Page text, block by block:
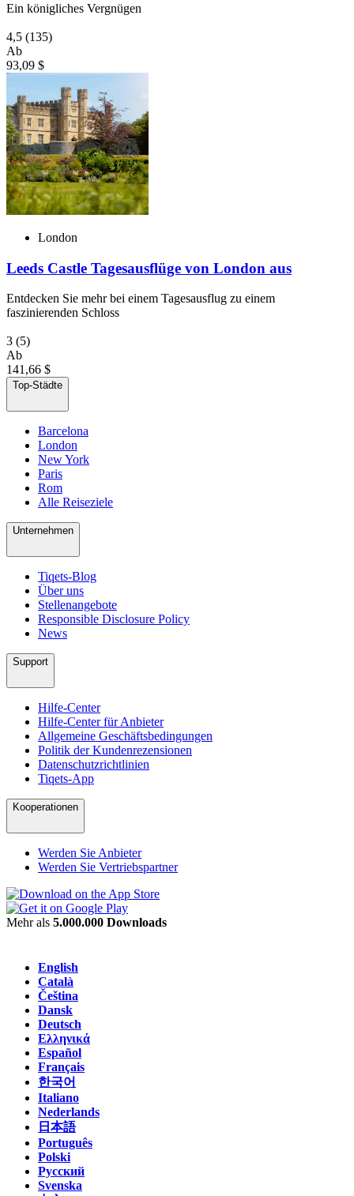
Ein königliches Vergnügen
4,5 (135)
Ab
93,09 $
London
Leeds Castle Tagesausflüge von London aus
Entdecken Sie mehr bei einem Tagesausflug zu einem
faszinierenden Schloss
3 (5)
Ab
141,66 $
Top-Städte
Barcelona
London
New York
Paris
Rom
Alle Reiseziele
Unternehmen
Tiqets-Blog
Über uns
Stellenangebote
Responsible Disclosure Policy
News
Support
Hilfe-Center
Hilfe-Center für Anbieter
Allgemeine Geschäftsbedingungen
Politik der Kundenrezensionen
Datenschutzrichtlinien
Tiqets-App
Kooperationen
Werden Sie Anbieter
Werden Sie Vertriebspartner
Mehr als 5.000.000 Downloads
English
Català
Čeština
Dansk
Deutsch
Ελληνικά
Español
Français
한국어
Italiano
Nederlands
日本語
Português
Polski
Русский
Svenska